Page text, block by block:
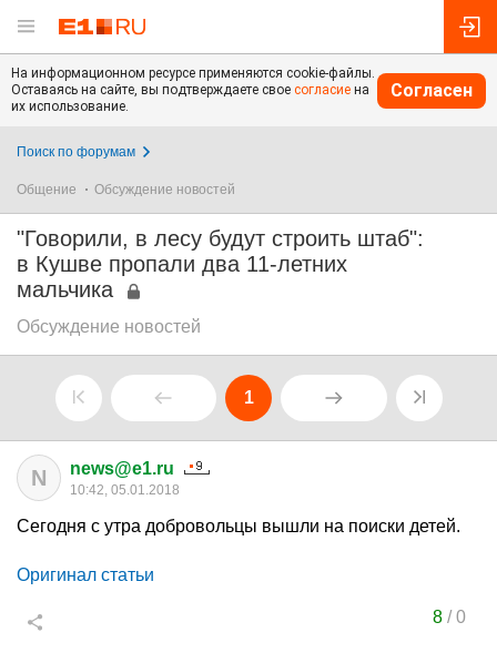
На информационном ресурсе применяются cookie-файлы.
Оставаясь на сайте, вы подтверждаете свое согласие на
их использование.
Согласен
Поиск по форумам
Общение Обсуждение новостей
"Говорили, в лесу будут строить штаб":
в Кушве пропали два 11-летних
мальчика
Обсуждение новостей
1
N news@e1.ru
10:42, 05.01.2018
Сегодня с утра добровольцы вышли на поиски детей.
Оригинал статьи
8/0